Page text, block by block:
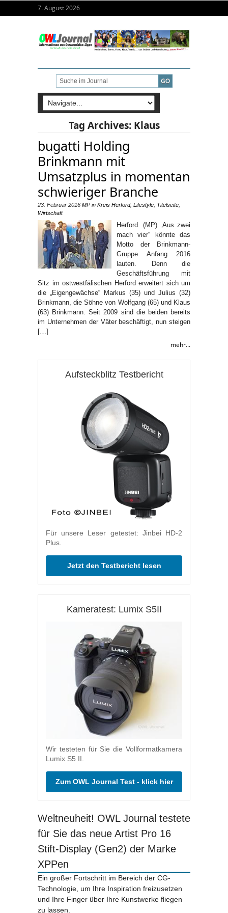
7. August 2026
Tag Archives: Klaus
bugatti Holding
Brinkmann mit
Umsatzplus in momentan
schwieriger Branche
23. Februar 2016 MPin Kreis Herford, Lifestyle Titelseite
Wirtschaft
Herford. (MP) „Aus zwei
mach vier“ könnte das
Motto der Brinkmann-
Gruppe Anfang 2016
lauten. Denn die
Geschäftsführung mit
Sitz im ostwestfälischen Herford erweitert sich um
die „Eigengewächse“ Markus (35) und Julius (32)
Brinkmann, die Söhne von Wolfgang (65) und Klaus
(63) Brinkmann. Seit 2009 sind die beiden bereits
im Unternehmen der Väter beschäftigt, nun steigen
[…]
mehr...
Aufsteckblitz Testbericht
Für unsere Leser getestet: Jinbei HD-2
Plus.
Jetzt den Testbericht lesen
Kameratest: Lumix S5II
Wir testeten für Sie die Vollformatkamera
Lumix S5 II.
Zum OWL Journal Test - klick hier
Weltneuheit! OWL Journal testete
für Sie das neue Artist Pro 16
Stift-Display (Gen2) der Marke
XPPen
Ein großer Fortschritt im Bereich der CG-
Technologie, um Ihre Inspiration freizusetzen
und Ihre Finger über Ihre Kunstwerke fliegen
zu lassen.